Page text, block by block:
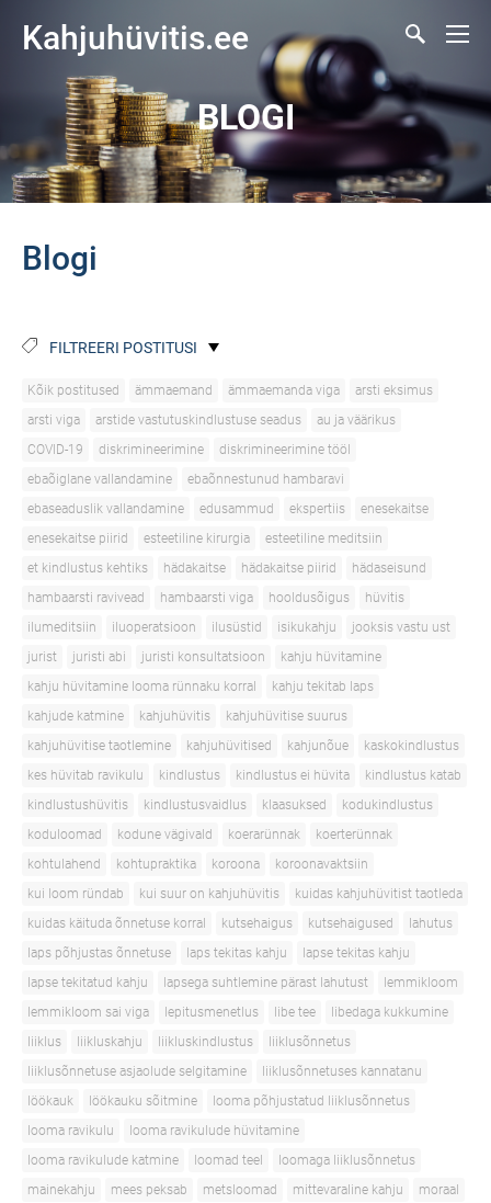
Kahjuhüvitis.ee
BLOGI
Blogi
FILTREERI POSTITUSI
Kõik postitused ämmaemand ämmaemanda viga
arsti eksimus
arsti viga
arstide vastutuskindlustuse seadus
au ja väärikus
COVID-19
diskrimineerimine
diskrimineerimine tööl
ebaõiglane vallandamine
ebaõnnestunud hambaravi
ebaseaduslik vallandamine
edusammud ekspertiis
enesekaitse
enesekaitse piirid
esteetiline kirurgia
esteetiline meditsiin
et kindlustus kehtiks
hädakaitse hädakaitse piirid
hädaseisund
hambaarsti ravivead
hambaarsti viga hooldusõigus
hüvitis
ilumeditsiin
iluoperatsioon ilusüstid isikukahju
jooksis vastu ust
jurist
juristi abi juristi konsultatsioon
kahju hüvitamine
kahju hüvitamine looma rünnaku korral
kahju tekitab laps
kahjude katmine
kahjuhüvitis
kahjuhüvitise suurus
kahjuhüvitise taotlemine
kahjuhüvitised kahjunõue
kaskokindlustus
kes hüvitab ravikulu
kindlustus kindlustus ei hüvita
kindlustus katab
kindlustushüvitis
kindlustusvaidlus klaasuksed
kodukindlustus
koduloomad
kodune vägivald koerarünnak
koerterünnak
kohtulahend
kohtupraktika koroona
koroonavaktsiin
kui loom ründab
kui suur on kahjuhüvitis
kuidas kahjuhüvitist taotleda
kuidas käituda õnnetuse korral
kutsehaigus kutsehaigused
lahutus
laps põhjustas õnnetuse
laps tekitas kahju
lapse tekitas kahju
lapse tekitatud kahju
lapsega suhtlemine pärast lahutust
lemmikloom
lemmikloom sai viga
lepitusmenetlus libe tee
libedaga kukkumine
liiklus
liikluskahju liikluskindlustus
liiklusõnnetus
liiklusõnnetuse asjaolude selgitamine
liiklusõnnetuses kannatanu
löökauk
löökauku sõitmine
looma põhjustatud liiklusõnnetus
looma ravikulu
looma ravikulude hüvitamine
looma ravikulude katmine
loomad teel
loomaga liiklusõnnetus
mainekahju
mees peksab metsloomad mittevaraline kahju
moraal